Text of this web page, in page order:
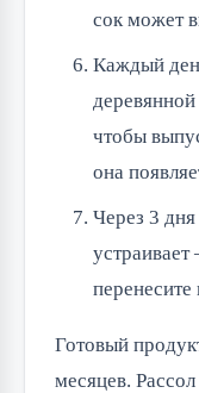
сок может
Каждый
чтобы
она
Через 3
перенесите
Готовый
месяцев.